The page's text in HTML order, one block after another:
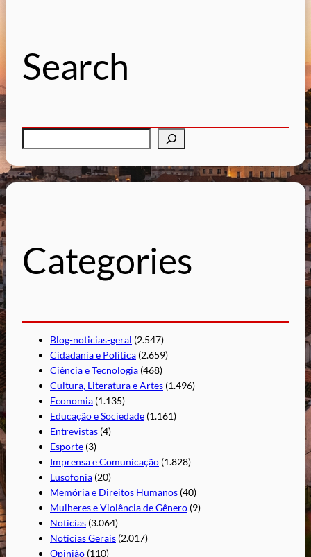
Search
e
s
aCategories
Blog-noticias-geral (2.547)
Cidadania e Política (2.659)
Ciência e Tecnologia (468)
Cultura, Literatura e Artes (1.496)
Economia (1.135)
Educação e Sociedade (1.161)
Entrevistas (4)
Esporte (3)
Imprensa e Comunicação (1.828)
Lusofonia (20)
Memória e Direitos Humanos (40)
Mulheres e Violência de Gênero (9)
Noticias (3.064)
Notícias Gerais (2.017)
Opinião (110)